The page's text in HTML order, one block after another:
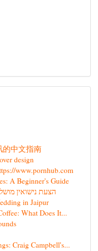
的中文指南
design
www.pornhub.com
A Beginner's Guide
הצעת נישואין
in Jaipur
What Does It...
Craig Campbell's...